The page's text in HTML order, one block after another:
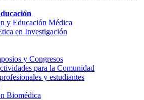
y Educación Médica
en Investigación
y Congresos
para la Comunidad
y estudiantes
Biomédica